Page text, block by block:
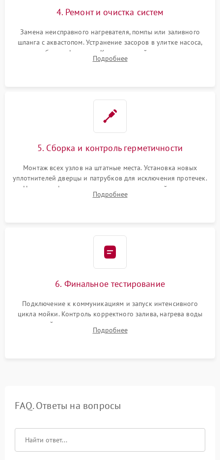
4. Ремонт и очистка систем
Замена неисправного нагревателя, помпы или заливного
шланга с аквастопом. Устранение засоров в улитке насоса,
патрубках и фильтрах. Компонентный ремонт платы
управления, восстановление поврежденной проводки.
Подробнее
5. Сборка и контроль герметичности
Монтаж всех узлов на штатные места. Установка новых
уплотнителей дверцы и патрубков для исключения протечек.
Надежная фиксация хомутов гидравлической системы,
сборка корпуса и установка датчика поплавка.
Подробнее
6. Финальное тестирование
Подключение к коммуникациям и запуск интенсивного
цикла мойки. Контроль корректного залива, нагрева воды
до нужной температуры, отсутствия посторонних шумов,
штатного слива и абсолютной сухости в поддоне.
Подробнее
FAQ. Ответы на вопросы